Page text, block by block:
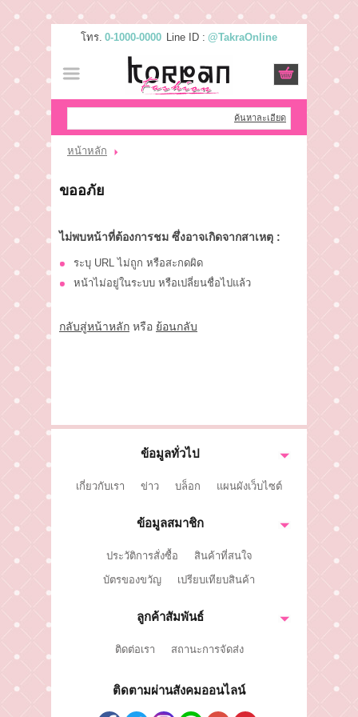
เข้าสู่ระบบ สมัครสมาชิก
หน้าหลัก
แบรนด์
แผนกสินค้า
บัญชีผู้ใช้
ขั้นตอนการสั่งซื้อ
โทร. 0-1000-0000 Line ID : @TakraOnline
ค้นหาละเอียด
หน้าหลัก
ขออภัย
ไม่พบหน้าที่ต้องการชม ซึ่งอาจเกิดจากสาเหตุ :
ระบุ URL ไม่ถูก หรือสะกดผิด
หน้าไม่อยู่ในระบบ หรือเปลี่ยนชื่อไปแล้ว
กลับสู่หน้าหลัก หรือ ย้อนกลับ
ข้อมูลทั่วไป
เกี่ยวกับเรา ข่าว บล็อก แผนผังเว็บไซต์
ข้อมูลสมาชิก
ประวัติการสั่งซื้อ
สินค้าที่สนใจ
บัตรของขวัญ
เปรียบเทียบสินค้า
ลูกค้าสัมพันธ์
ติดต่อเรา สถานะการจัดส่ง
ติดตามผ่านสังคมออนไลน์